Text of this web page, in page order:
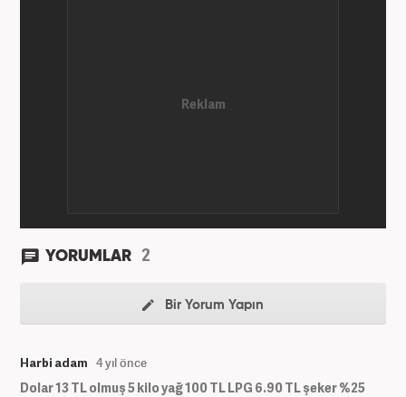
YORUMLAR 2
Bir Yorum Yapın
Harbi adam 4 yıl önce
Dolar 13 TL olmuş 5 kilo yağ 100 TL LPG 6.90 TL şeker %25